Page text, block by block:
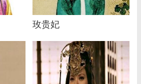
玫贵妃